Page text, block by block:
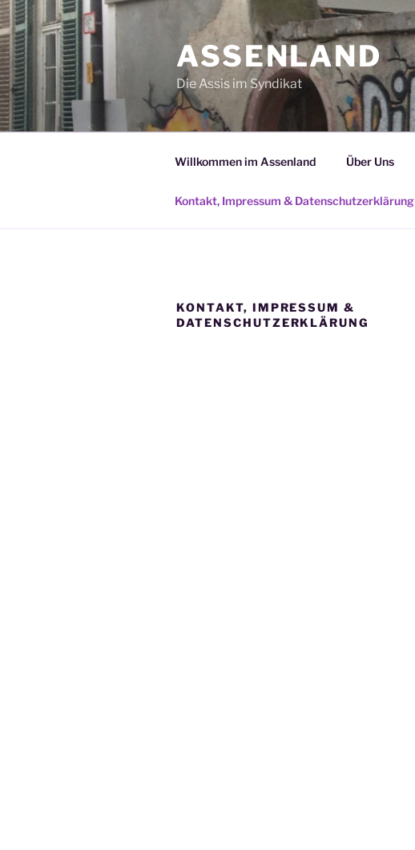
Zum
Inhalt
springen
ASSENLAND
Die Assis im Syndikat
Willkommen im Assenland Über Uns
Kontakt, Impressum & Datenschutzerklärung
KONTAKT, IMPRESSUM &
DATENSCHUTZERKLÄRUNG